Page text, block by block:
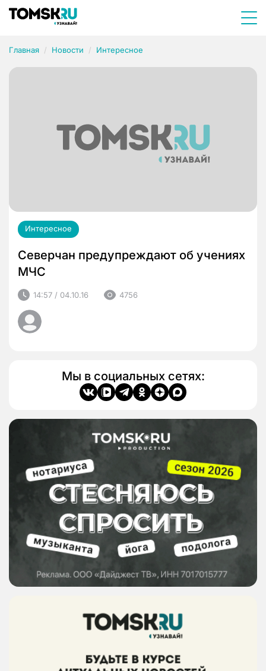
Главная Новости Интересное
Интересное
Северчан предупреждают об учениях
МЧС
14:57 / 04.10.16 4756
Мы в социальных сетях: